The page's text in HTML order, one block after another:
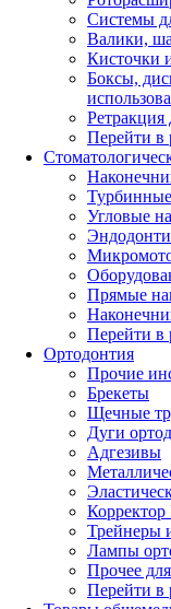
Системы
Валики,
Кисточки
Боксы,
Ретракция
Перейти в
Угловые
Прямые
Перейти в
Ортодонтия
Прочие
Брекеты
Щечные
Дуги
Адгезивы
Корректор
Трейнеры
Лампы
Прочее
Перейти в